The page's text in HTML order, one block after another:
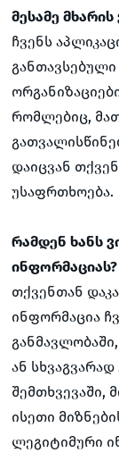
მესამე
ჩვენს
რომლებიც,
დაიცვან
უსაფრთხოება.
რამდენ ხანს
ინფორმაციას?
თქვენთან
ინფორმაცია
ან
შემთხვევაში,
ისეთი
ლეგიტიმური